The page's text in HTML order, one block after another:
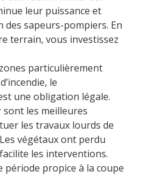
leur puissance et
sapeurs-pompiers. En
terrain, vous investissez
particulièrement
le
une obligation légale.
les meilleures
les travaux lourds de
végétaux ont perdu
les interventions.
période propice à la coupe